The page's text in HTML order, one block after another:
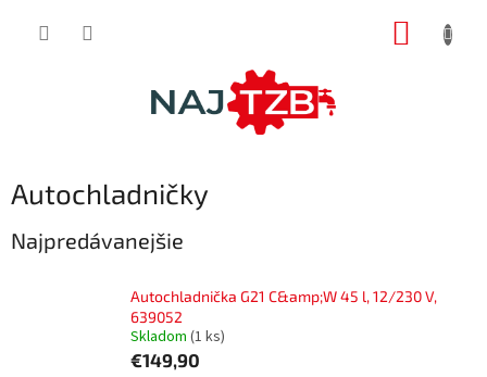
Autochladničky
Najpredávanejšie
Autochladnička G21 C&amp;W 45 l, 12/230 V,
639052
Skladom (1 ks)
€149,90